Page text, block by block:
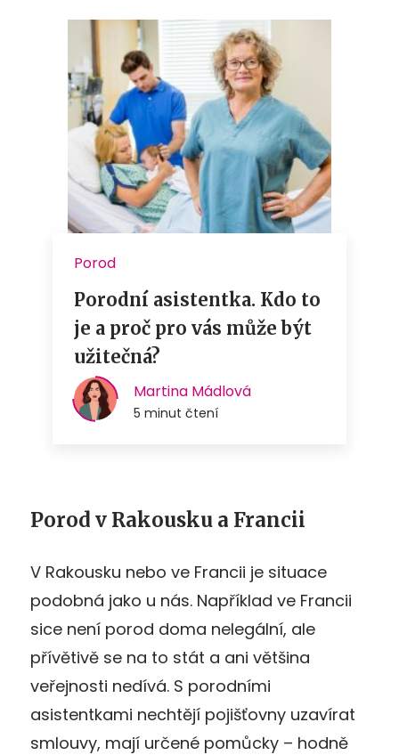
Porod v Rakousku a Francii
V Rakousku nebo ve Francii je situace
podobná jako u nás. Například ve Francii
sice není porod doma nelegální, ale
přívětivě se na to stát a ani většina
veřejnosti nedívá. S porodními
asistentkami nechtějí pojišťovny uzavírat
smlouvy, mají určené pomůcky – hodně